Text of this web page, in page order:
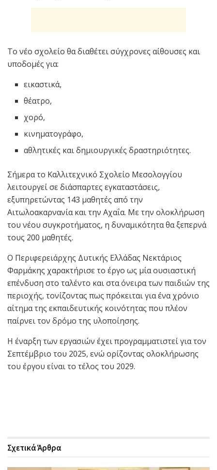
Το νέο σχολείο θα διαθέτει σύγχρονες αίθουσες και
υποδομές για:
εικαστικά,
θέατρο,
χορό,
κινηματογράφο,
αθλητικές και δημιουργικές δραστηριότητες.
Σήμερα το Καλλιτεχνικό Σχολείο Μεσολογγίου
λειτουργεί σε διάσπαρτες εγκαταστάσεις,
εξυπηρετώντας 143 μαθητές από την
Αιτωλοακαρνανία και την Αχαΐα. Με την ολοκλήρωση
του νέου συγκροτήματος, η δυναμικότητα θα ξεπερνά
τους 200 μαθητές.
Ο Περιφερειάρχης Δυτικής Ελλάδας Νεκτάριος
Φαρμάκης χαρακτήρισε το έργο ως μία ουσιαστική
επένδυση στο ταλέντο και στα όνειρα των παιδιών της
περιοχής, τονίζοντας πως πρόκειται για ένα χρόνιο
αίτημα της εκπαιδευτικής κοινότητας που πλέον
παίρνει τον δρόμο της υλοποίησης.
Η έναρξη των εργασιών έχει προγραμματιστεί για τον
Σεπτέμβριο του 2025, ενώ ορίζοντας ολοκλήρωσης
του έργου είναι το τέλος του 2029.
ΣχετικάΆρθρα